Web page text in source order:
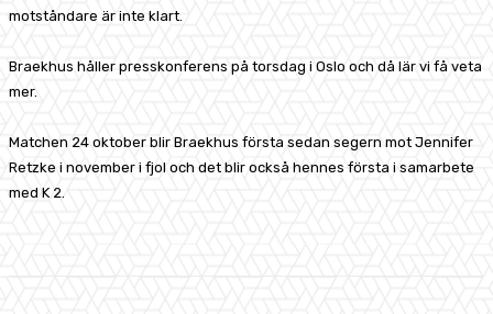
motståndare är inte klart.
Braekhus håller presskonferens på torsdag i Oslo och då lär vi få veta
mer.
Matchen 24 oktober blir Braekhus första sedan segern mot Jennifer
Retzke i november i fjol och det blir också hennes första i samarbete
med K 2.